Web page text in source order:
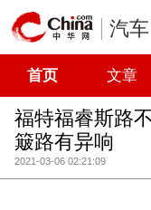
汽车
首页 文章
福特福睿斯路
簸路有异响
2021-03-06 02:21:09